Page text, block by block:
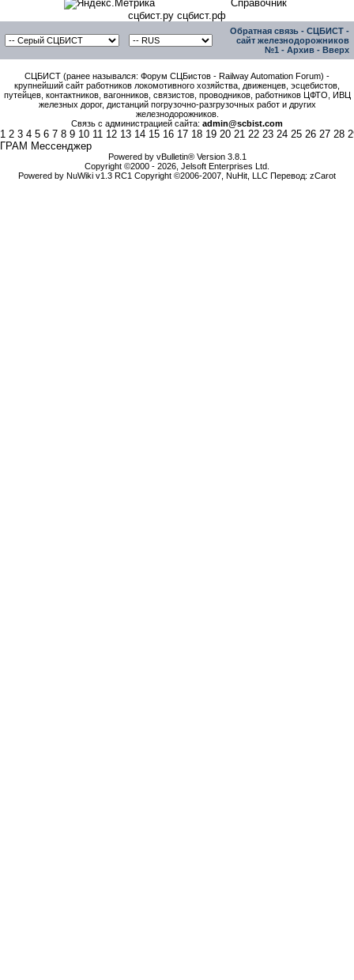
Справочник
сцбист.ру сцбист.рф
Обратная связь - СЦБИСТ -
сайт железнодорожников
№1 - Архив - Вверх
СЦБИСТ (ранее назывался: Форум СЦБистов - Railway Automation Forum) -
крупнейший сайт работников локомотивного хозяйства, движенцев, эсцебистов,
путейцев, контактников, вагонников, связистов, проводников, работников ЦФТО, ИВЦ
железных дорог, дистанций погрузочно-разгрузочных работ и других
железнодорожников.
Связь с администрацией сайта: admin@scbist.com
1 2 3 4 5 6 7 8 9 10 11 12 13 14 15 16 17 18 19 20 21 22 23 24 25 26 27 28
ГРАМ Мессенджер
Powered by vBulletin® Version 3.8.1
Copyright ©2000 - 2026, Jelsoft Enterprises Ltd.
Powered by NuWiki v1.3 RC1 Copyright ©2006-2007, NuHit, LLC Перевод: zCarot